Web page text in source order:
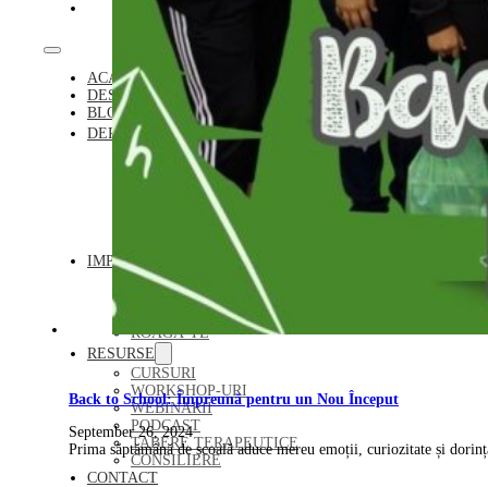
DONEAZĂ
ACASĂ
DESPRE NOI
BLOG
DEPARTAMENTE
REZIDENȚIAL
PLASAMENT FAMILIAL
PREVENIRE ABANDON ȘCOLAR ȘI FAMILIAL
ÎNGRIJIRE BEBELUȘI
INSTRUCTIV EDUCATIV
TABERE DE VARĂ
IMPLICĂ-TE
DEVINO VOLUNTAR
SUSȚINE
DEVINO PARTENER
ROAGĂ-TE
RESURSE
CURSURI
WORKSHOP-URI
WEBINARII
PODCAST
TABERE TERAPEUTICE
CONSILIERE
CONTACT
Back to School: Împreună pentru un Nou Început
September 26, 2024
Prima săptămână de școală aduce mereu emoții, curiozitate și